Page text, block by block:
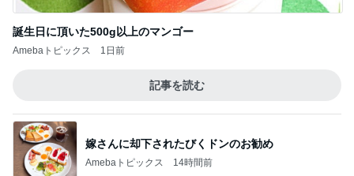
誕生日に頂いた500g以上のマンゴー
Amebaトピックス 1日前
記事を読む
嫁さんに却下されたびくドンのお勧め
Amebaトピックス 14時間前